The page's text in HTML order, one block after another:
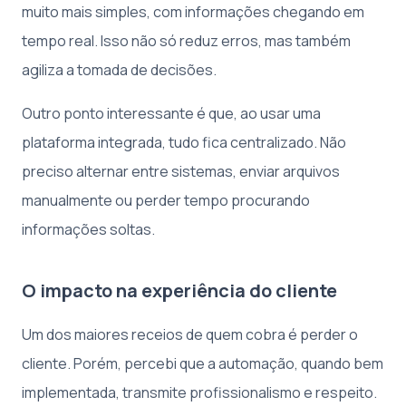
muito mais simples, com informações chegando em
tempo real. Isso não só reduz erros, mas também
agiliza a tomada de decisões.
Outro ponto interessante é que, ao usar uma
plataforma integrada, tudo fica centralizado. Não
preciso alternar entre sistemas, enviar arquivos
manualmente ou perder tempo procurando
informações soltas.
O impacto na experiência do cliente
Um dos maiores receios de quem cobra é perder o
cliente. Porém, percebi que a automação, quando bem
implementada, transmite profissionalismo e respeito.